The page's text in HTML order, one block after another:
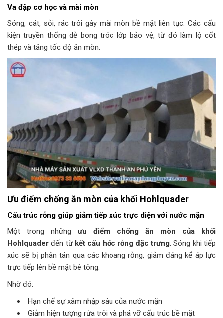
Va đập cơ học và mài mòn
Sóng, cát, sỏi, rác trôi gây mài mòn bề mặt liên tục. Các cấu
kiện truyền thống dễ bong tróc lớp bảo vệ, từ đó làm lộ cốt
thép và tăng tốc độ ăn mòn.
Ưu điểm chống ăn mòn của khối Hohlquader
Cấu trúc rỗng giúp giảm tiếp xúc trực diện với nước mặn
Một trong nhữngưu điểm chống ăn mòn của khối
Hohlquader đến từ kết cấu hốc rỗng đặc trưng. Sóng khi tiếp
xúc sẽ bị phân tán qua các khoang rỗng, giảm đáng kể áp lực
trực tiếp lên bề mặt bê tông.
Nhờ đó:
Hạn chế sự xâm nhập sâu của nước mặn
Giảm hiện tượng rửa trôi và phá vỡ cấu trúc bề mặt